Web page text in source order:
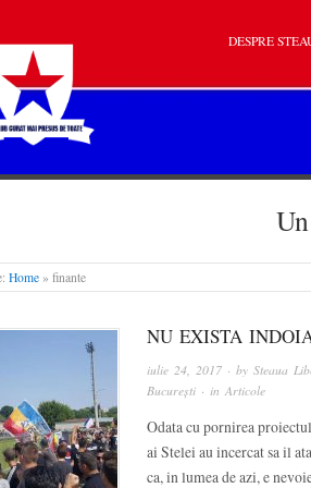
LIBERĂ
DESPRE
Home » finante
NU EXISTA
iulie 24, 2017 · by Steaua
București · in Articole
Odata cu pornirea
ai Stelei au incercat sa il
ca, in lumea de azi, e